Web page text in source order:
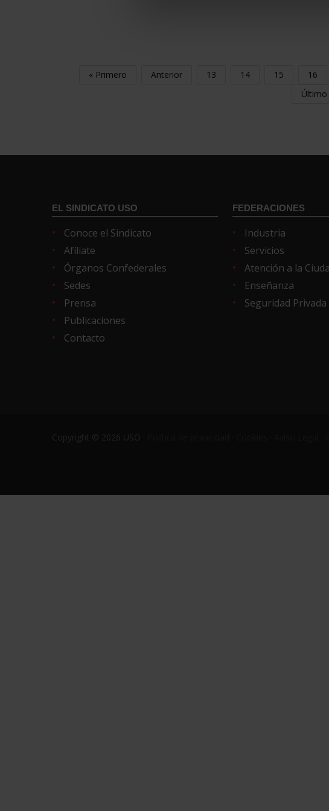
« Primero Anterior 13 14 15 16
Último
EL SINDICATO USO
Conoce el Sindicato
Afíliate
Órganos Confederales
Sedes
Prensa
Publicaciones
Contacto
FEDERACIONES
Industria
Servicios
Atención a la
Enseñanza
Seguridad Privada
Copyright © 2026 USO ·